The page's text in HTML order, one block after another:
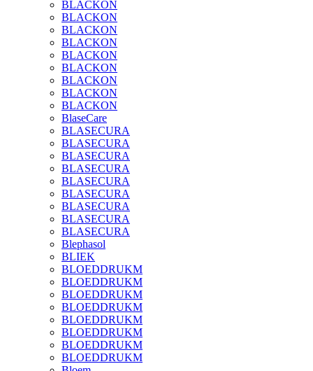
BLACKON
BLACKON
BLACKON
BLACKON
BLACKON
BLACKON
BLACKON
BLACKON
BLACKON
BlaseCare
BLASECURA
BLASECURA
BLASECURA
BLASECURA
BLASECURA
BLASECURA
BLASECURA
BLASECURA
BLASECURA
Blephasol
BLIEK
BLOEDDRUKM
BLOEDDRUKM
BLOEDDRUKM
BLOEDDRUKM
BLOEDDRUKM
BLOEDDRUKM
BLOEDDRUKM
BLOEDDRUKM